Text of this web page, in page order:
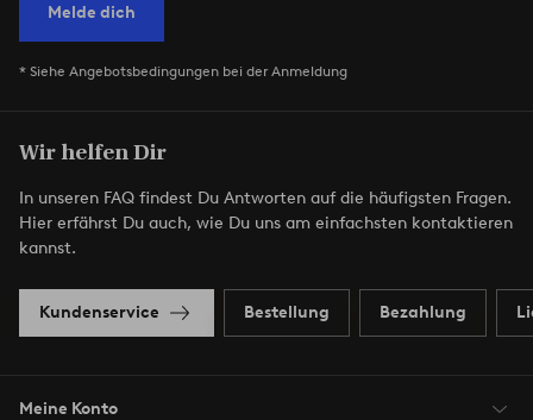
Melde dich
* Siehe Angebotsbedingungen bei der Anmeldung
Wir helfen Dir
In unseren FAQ findest Du Antworten auf die häufigsten Fragen.
Hier erfährst Du auch, wie Du uns am einfachsten kontaktieren
kannst.
Kundenservice Bestellung Bezahlung
Meine Konto